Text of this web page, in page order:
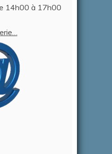
14h00 à 17h00